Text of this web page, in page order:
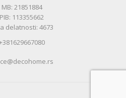
MB: 21851884
PIB: 113355662
delatnosti: 4673